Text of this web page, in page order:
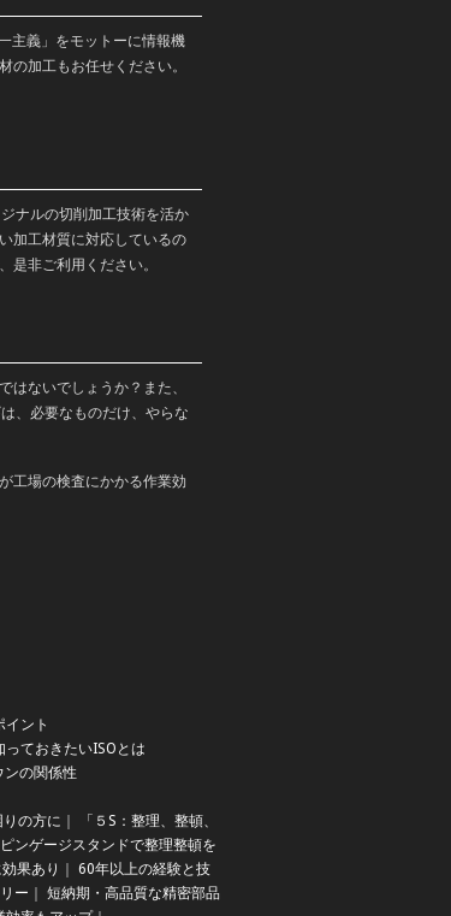
主義」をモットーに情報機
の加工もお任せください。
ナルの切削加工技術を活か
加工材質に対応しているの
是非ご利用ください。
はないでしょうか？また、
、必要なものだけ、やらな
工場の検査にかかる作業効
ント
っておきたいISOとは
ンの関係性
の方に
「５S：整理、整頓、
ピンゲージスタンドで整理整頓を
果あり
60年以上の経験と技
ー
短納期・高品質な精密部品